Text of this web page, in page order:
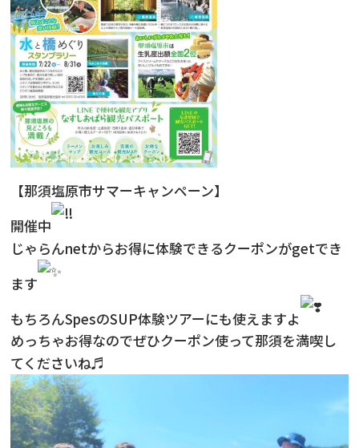
【那須塩原市サマーキャンペーン】
開催中
じゃらんnetからお得に体験できるクーポンがgetでき
ます
もちろんSpesのSUP体験ツアーにも使えますよ
めっちゃお得なのでぜひクーポン使って那須を満喫し
てくださいね♬